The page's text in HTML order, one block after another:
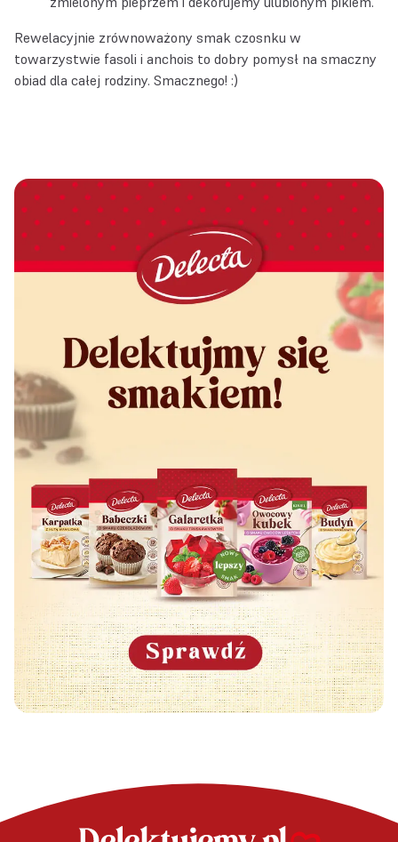
Rewelacyjnie zrównoważony smak czosnku w
towarzystwie fasoli i anchois to dobry pomysł na smaczny
obiad dla całej rodziny. Smacznego! :)